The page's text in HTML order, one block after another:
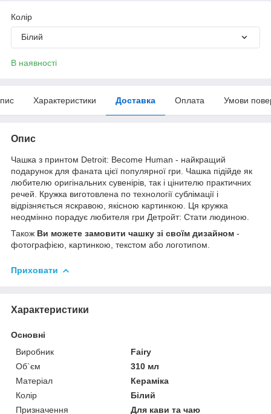
Колір
Білий
В наявності
Характеристики Доставка Оплата Умови
Опис
Чашка з принтом Detroit: Become Human - найкращий
подарунок для фаната цієї популярної гри. Чашка підійде як
любителю оригінальних сувенірів, так і цінителю практичних
речей. Кружка виготовлена по технології сублімації і
відрізняється яскравою, якісною картинкою. Ця кружка
неодмінно порадує любителя гри Детройт: Стати людиною.
Також Ви можете замовити чашку зі своїм дизайном -
фотографією, картинкою, текстом або логотипом.
Приховати
Характеристики
Основні
Виробник
Fairy
Об`єм
310 мл
Матеріал
Кераміка
Колір
Білий
Призначення
Для кави та чаю